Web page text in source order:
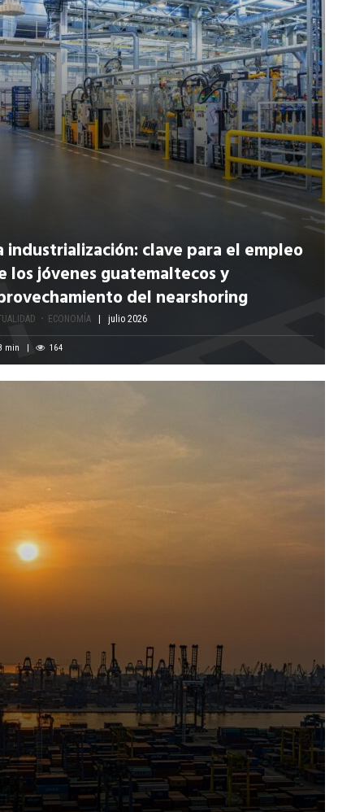
industrialización: clave para el empleo
los jóvenes guatemaltecos y
del nearshoring
ECONOMÍA julio 2026
min 164